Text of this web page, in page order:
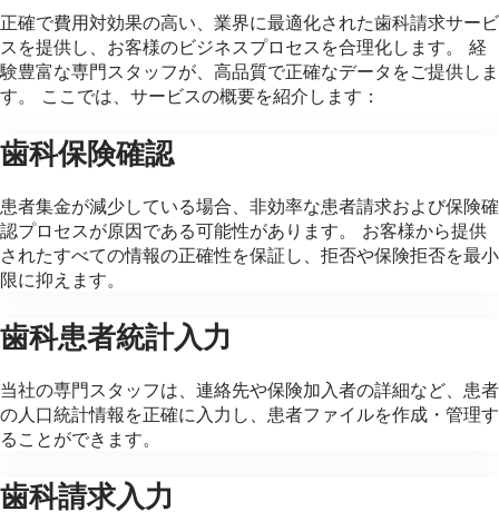
正確で費用対効果の高い、業界に最適化された歯科請求サービ
スを提供し、お客様のビジネスプロセスを合理化します。 経
験豊富な専門スタッフが、高品質で正確なデータをご提供しま
す。 ここでは、サービスの概要を紹介します：
歯科保険確認
患者集金が減少している場合、非効率な患者請求および保険確
認プロセスが原因である可能性があります。 お客様から提供
されたすべての情報の正確性を保証し、拒否や保険拒否を最小
限に抑えます。
歯科患者統計入力
当社の専門スタッフは、連絡先や保険加入者の詳細など、患者
の人口統計情報を正確に入力し、患者ファイルを作成・管理す
ることができます。
歯科請求入力